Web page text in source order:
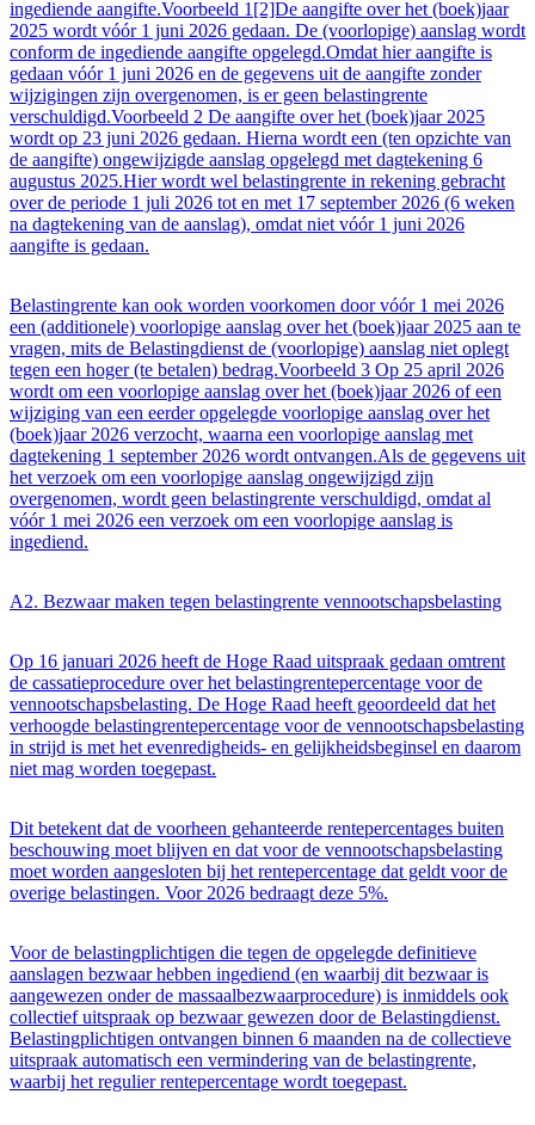
ingediende aangifte.Voorbeeld 1[2]De aangifte over het (boek)jaar
2025 wordt vóór 1 juni 2026 gedaan. De (voorlopige) aanslag wordt
conform de ingediende aangifte opgelegd.Omdat hier aangifte is
gedaan vóór 1 juni 2026 en de gegevens uit de aangifte zonder
wijzigingen zijn overgenomen, is er geen belastingrente
verschuldigd.Voorbeeld 2 De aangifte over het (boek)jaar 2025
wordt op 23 juni 2026 gedaan. Hierna wordt een (ten opzichte van
de aangifte) ongewijzigde aanslag opgelegd met dagtekening 6
augustus 2025.Hier wordt wel belastingrente in rekening gebracht
over de periode 1 juli 2026 tot en met 17 september 2026 (6 weken
na dagtekening van de aanslag), omdat niet vóór 1 juni 2026
aangifte is gedaan.
Belastingrente kan ook worden voorkomen door vóór 1 mei 2026
een (additionele) voorlopige aanslag over het (boek)jaar 2025 aan te
vragen, mits de Belastingdienst de (voorlopige) aanslag niet oplegt
tegen een hoger (te betalen) bedrag.Voorbeeld 3 Op 25 april 2026
wordt om een voorlopige aanslag over het (boek)jaar 2026 of een
wijziging van een eerder opgelegde voorlopige aanslag over het
(boek)jaar 2026 verzocht, waarna een voorlopige aanslag met
dagtekening 1 september 2026 wordt ontvangen.Als de gegevens uit
het verzoek om een voorlopige aanslag ongewijzigd zijn
overgenomen, wordt geen belastingrente verschuldigd, omdat al
vóór 1 mei 2026 een verzoek om een voorlopige aanslag is
ingediend.
A2. Bezwaar maken tegen belastingrente vennootschapsbelasting
Op 16 januari 2026 heeft de Hoge Raad uitspraak gedaan omtrent
de cassatieprocedure over het belastingrentepercentage voor de
vennootschapsbelasting. De Hoge Raad heeft geoordeeld dat het
verhoogde belastingrentepercentage voor de vennootschapsbelasting
in strijd is met het evenredigheids- en gelijkheidsbeginsel en daarom
niet mag worden toegepast.
Dit betekent dat de voorheen gehanteerde rentepercentages buiten
beschouwing moet blijven en dat voor de vennootschapsbelasting
moet worden aangesloten bij het rentepercentage dat geldt voor de
overige belastingen. Voor 2026 bedraagt deze 5%.
Voor de belastingplichtigen die tegen de opgelegde definitieve
aanslagen bezwaar hebben ingediend (en waarbij dit bezwaar is
aangewezen onder de massaalbezwaarprocedure) is inmiddels ook
collectief uitspraak op bezwaar gewezen door de Belastingdienst.
Belastingplichtigen ontvangen binnen 6 maanden na de collectieve
uitspraak automatisch een vermindering van de belastingrente,
waarbij het regulier rentepercentage wordt toegepast.